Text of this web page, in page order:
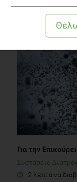
1 λεπτό να
Για την
Συστάσεις
2 λεπτά να